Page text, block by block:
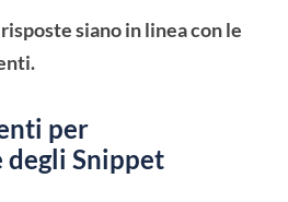
siano in linea con le
per
Snippet